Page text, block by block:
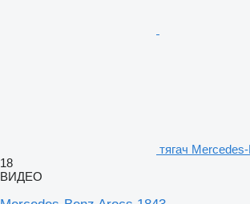
тягач
18
ВИДЕО